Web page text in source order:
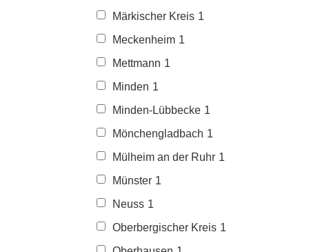
Märkischer Kreis 1
Meckenheim 1
Mettmann 1
Minden 1
Minden-Lübbecke 1
Mönchengladbach 1
Mülheim an der Ruhr 1
Münster 1
Neuss 1
Oberbergischer Kreis 1